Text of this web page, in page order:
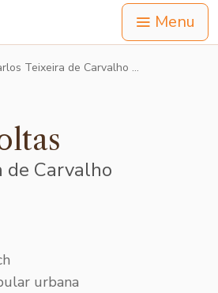
Menu
Teixeira de Carvalho …
de Carvalho
urbana